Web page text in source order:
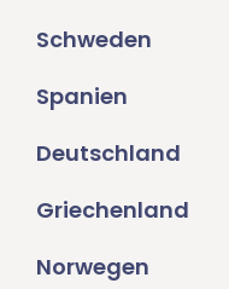
Schweden
Spanien
Deutschland
Griechenland
Norwegen